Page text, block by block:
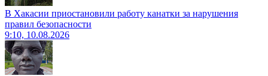
В Хакасии приостановили работу канатки за нарушения
правил безопасности
9:10, 10.08.2026